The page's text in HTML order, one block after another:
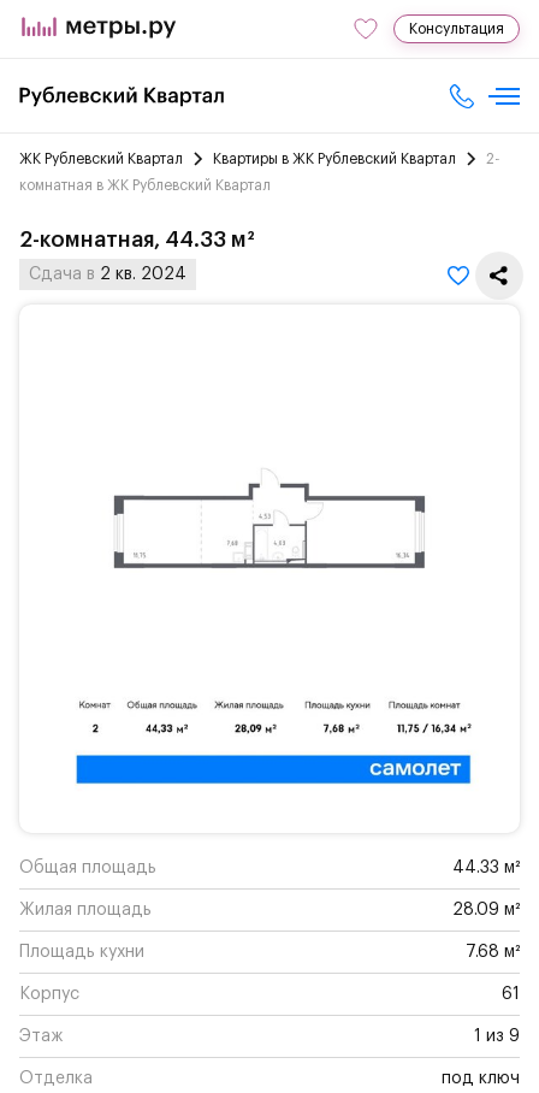
Консультация
ЖК Рублевский Квартал Квартиры в ЖК Рублевский Квартал
2-
комнатная в ЖК Рублевский Квартал
2-комнатная, 44.33 м²
Сдача в 2 кв. 2024
Общая площадь 44.33 м²
Жилая площадь 28.09 м²
Площадь кухни 7.68 м²
Корпус 61
Этаж 1 из 9
Отделка под ключ